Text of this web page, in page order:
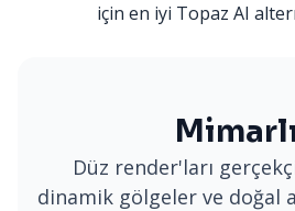
için en iyi Topaz AI
Düz render'ları
dinamik gölgeler ve doğal